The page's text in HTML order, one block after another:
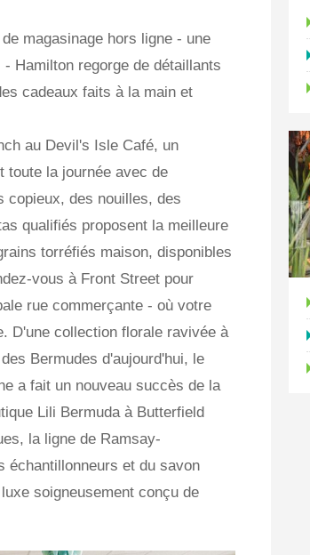
magasinage hors ligne - une
Hamilton regorge de détaillants
cadeaux faits à la main et
au Devil's Isle Café, un
toute la journée avec de
des nouilles, des
qualifiés proposent la meilleure
torréfiés maison, disponibles
vous à Front Street pour
rue commerçante - où votre
D'une collection florale ravivée à
Bermudes d'aujourd'hui, le
a fait un nouveau succès de la
Lili Bermuda à Butterfield
la ligne de Ramsay-
échantillonneurs et du savon
soigneusement conçu de